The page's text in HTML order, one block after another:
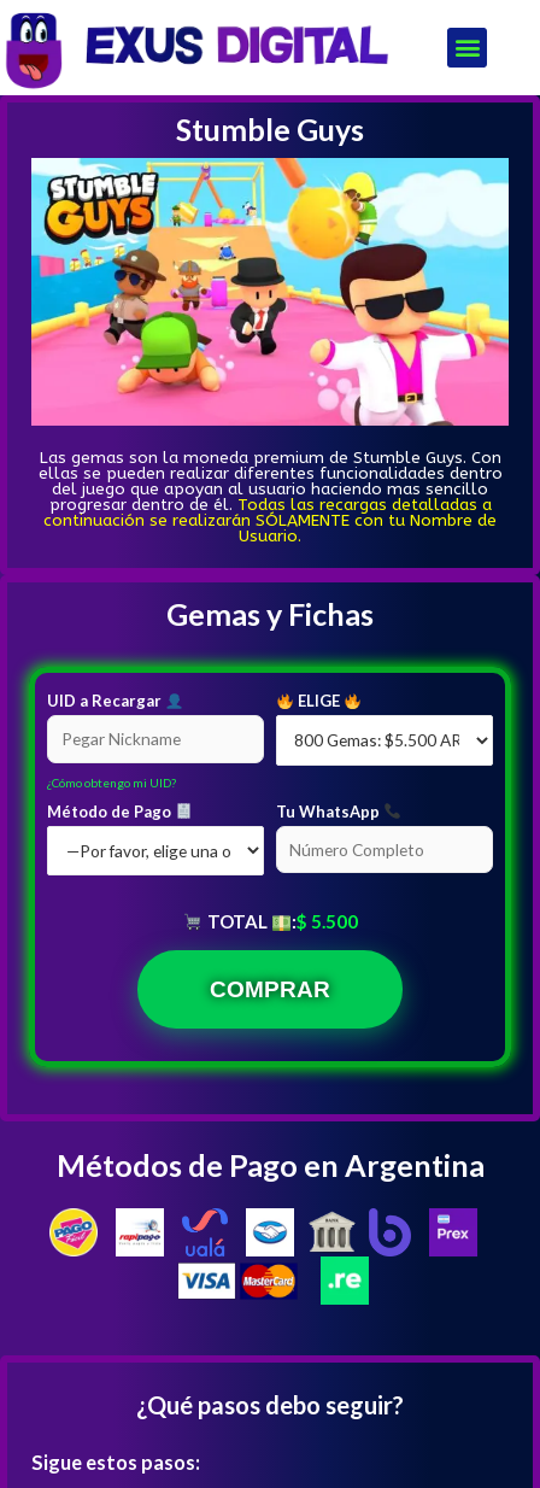
Stumble Guys
Las gemas son la moneda premium de Stumble Guys. Con
ellas se pueden realizar diferentes funcionalidades dentro
del juego que apoyan al usuario haciendo mas sencillo
progresar dentro de él. Todas las recargas detalladas a
continuación se realizarán SÓLAMENTE con tu Nombre de
Usuario.
Gemas y Fichas
UID a Recargar ELIGE
¿Cómo obtengo mi UID?
Método de Pago Tu WhatsApp
TOTAL :$ 5.500
Métodos de Pago en Argentina
¿Qué pasos debo seguir?
Sigue estos pasos: